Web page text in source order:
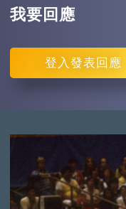
我要回應
登入 發表回應